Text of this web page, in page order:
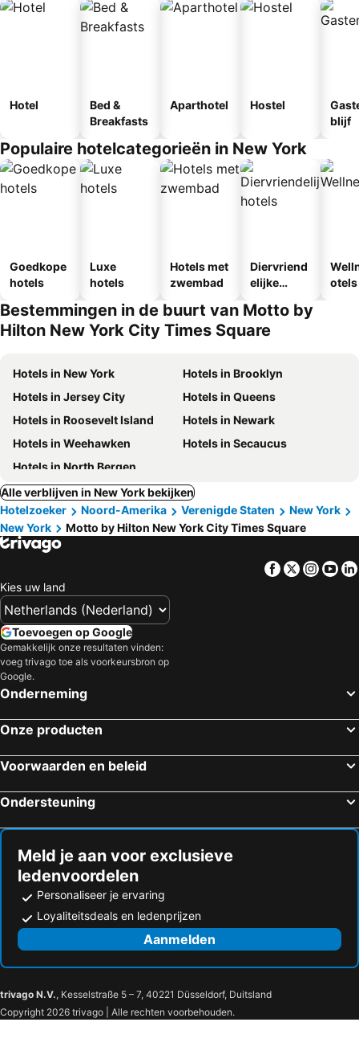
Hotel
Bed &
Breakfasts
Aparthotel Hostel
blijf
Populaire hotelcategorieën in New York
Goedkope
hotels
Luxe
hotels
Hotels met
zwembad
Diervriend
elijke
otels
Bestemmingen in de buurt van Motto by
Hilton New York City Times Square
Hotels in New York
Hotels in Brooklyn
Hotels in Jersey City
Hotels in Queens
Hotels in Roosevelt Island
Hotels in Newark
Hotels in Weehawken
Hotels in Secaucus
Hotels in North Bergen
Alle verblijven in New York bekijken
Hotelzoeker
Noord-Amerika Verenigde Staten
New York
New York
Motto by Hilton New York City Times Square
Facebook
Twitter
Kies uw land
Toevoegen op Google
Gemakkelijk onze resultaten vinden:
voeg trivago toe als voorkeursbron op
Google.
Onderneming
Onze producten
Voorwaarden en beleid
Ondersteuning
Meld je aan voor exclusieve
ledenvoordelen
Personaliseer je ervaring
Loyaliteitsdeals en ledenprijzen
Aanmelden
trivago N.V., Kesselstraße 5 – 7, 40221 Düsseldorf, Duitsland
Copyright 2026 trivago | Alle rechten voorbehouden.